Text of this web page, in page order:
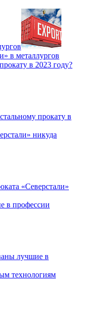
в металлургов
в 2023 году?
прокату в
никуда
«Северстали»
в профессии
лучшие в
технологиям